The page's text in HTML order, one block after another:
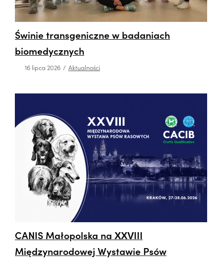
Świnie transgeniczne w badaniach
biomedycznych
16 lipca 2026 Aktualności
CANIS Małopolska na XXVIII
Międzynarodowej Wystawie Psów